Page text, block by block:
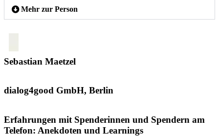
Mehr zur Person
Sebastian Maetzel
dialog4good GmbH, Berlin
Erfahrungen mit Spenderinnen und Spendern am
Telefon: Anekdoten und Learnings